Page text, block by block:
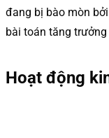
đang bị bào mòn
bài toán tăng
Hoạt động